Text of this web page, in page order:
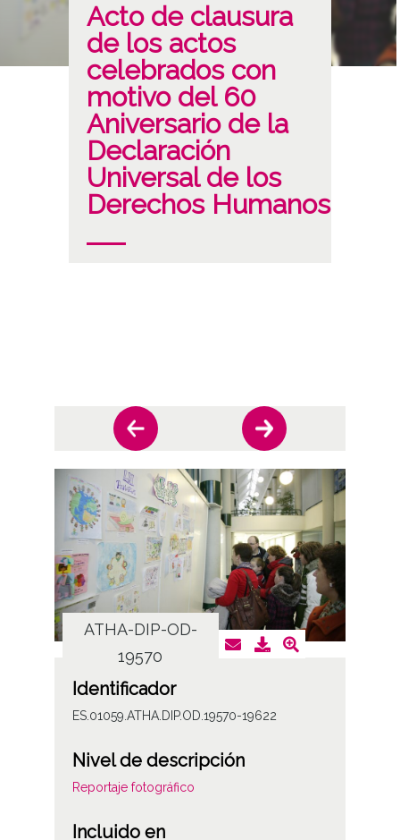
Acto de clausura
de los actos
celebrados con
motivo del 60
Aniversario de la
Declaración
Universal de los
Derechos Humanos
ATHA-DIP-OD-
19570
Identificador
ES.01059.ATHA.DIP.OD.19570-19622
Nivel de descripción
Reportaje fotográfico
Incluido en